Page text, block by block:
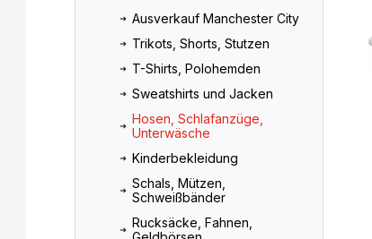
Ausverkauf Manchester City
Trikots, Shorts, Stutzen
T-Shirts, Polohemden
Sweatshirts und Jacken
Hosen, Schlafanzüge,
Unterwäsche
Kinderbekleidung
Schals, Mützen,
Schweißbänder
Rucksäcke, Fahnen,